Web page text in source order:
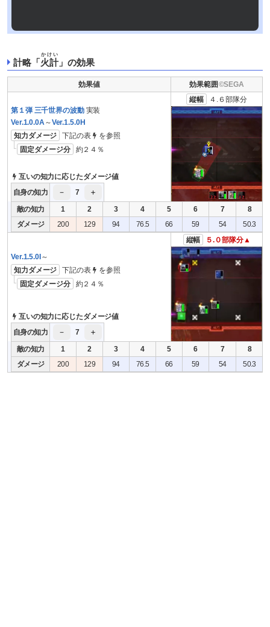
計略「 火計
かけい
」の効果
効果値 効果範囲
第１弾 三千世界の波動実装
Ver.1.0.0A ～Ver.1.5.0H
知力ダメージ
下記の表
を参照
固定ダメージ分
約２４％
互いの知力に応じたダメージ値
自身の知力
－ 7 ＋
縦幅 ４.６部隊分
敵の知力 1 2 3 4 5 6 7
8
ダメージ
200 129 94 76.5 66 59 54 50.3
Ver.1.5.0I～
知力ダメージ
下記の表
を参照
固定ダメージ分
約２４％
互いの知力に応じたダメージ値
自身の知力
－ 7 ＋
縦幅 ５.０部隊分▲
敵の知力 1 2 3 4 5 6 7
8
ダメージ
200 129 94 76.5 66 59 54 50.3